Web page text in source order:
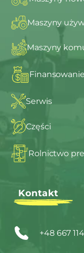
Maszyny
Maszyny
Finansowanie
Serwis
Części
Rolnictwo
Kontakt
+48 667